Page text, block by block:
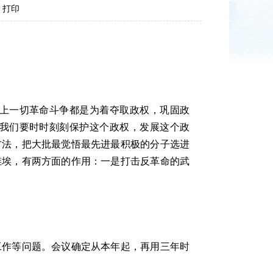
打印
切革命斗争都是为着夺取政权，巩固政
们要时时刻刻保护这个政权，发展这个政
，把大批最觉悟最先进最积极的分子选进
，有两方面的作用：一是打击反革命的武
等问题。会议确定从本年起，再用三年时